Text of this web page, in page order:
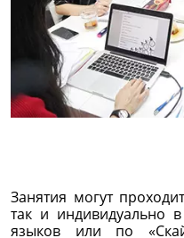
Занятия могут
так и индивидуально
языков или по